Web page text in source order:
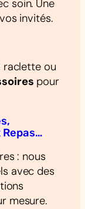
soin. Une
invités.
raclette ou
pour
: nous
avec des
mesure.